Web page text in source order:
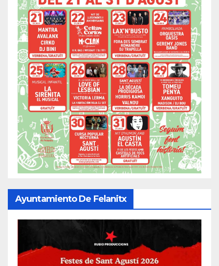
Ayuntamiento De Felanitx